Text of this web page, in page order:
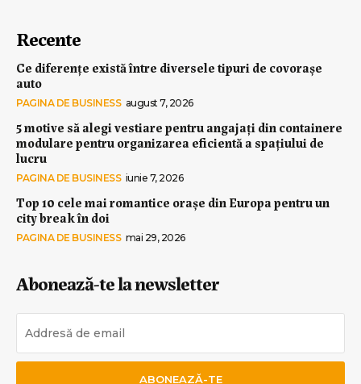
Recente
Ce diferențe există între diversele tipuri de covorașe
auto
PAGINA DE BUSINESS august 7, 2026
5 motive să alegi vestiare pentru angajați din containere
modulare pentru organizarea eficientă a spațiului de
lucru
PAGINA DE BUSINESS iunie 7, 2026
Top 10 cele mai romantice orașe din Europa pentru un
city break în doi
PAGINA DE BUSINESS mai 29, 2026
Abonează-te la newsletter
ABONEAZĂ-TE